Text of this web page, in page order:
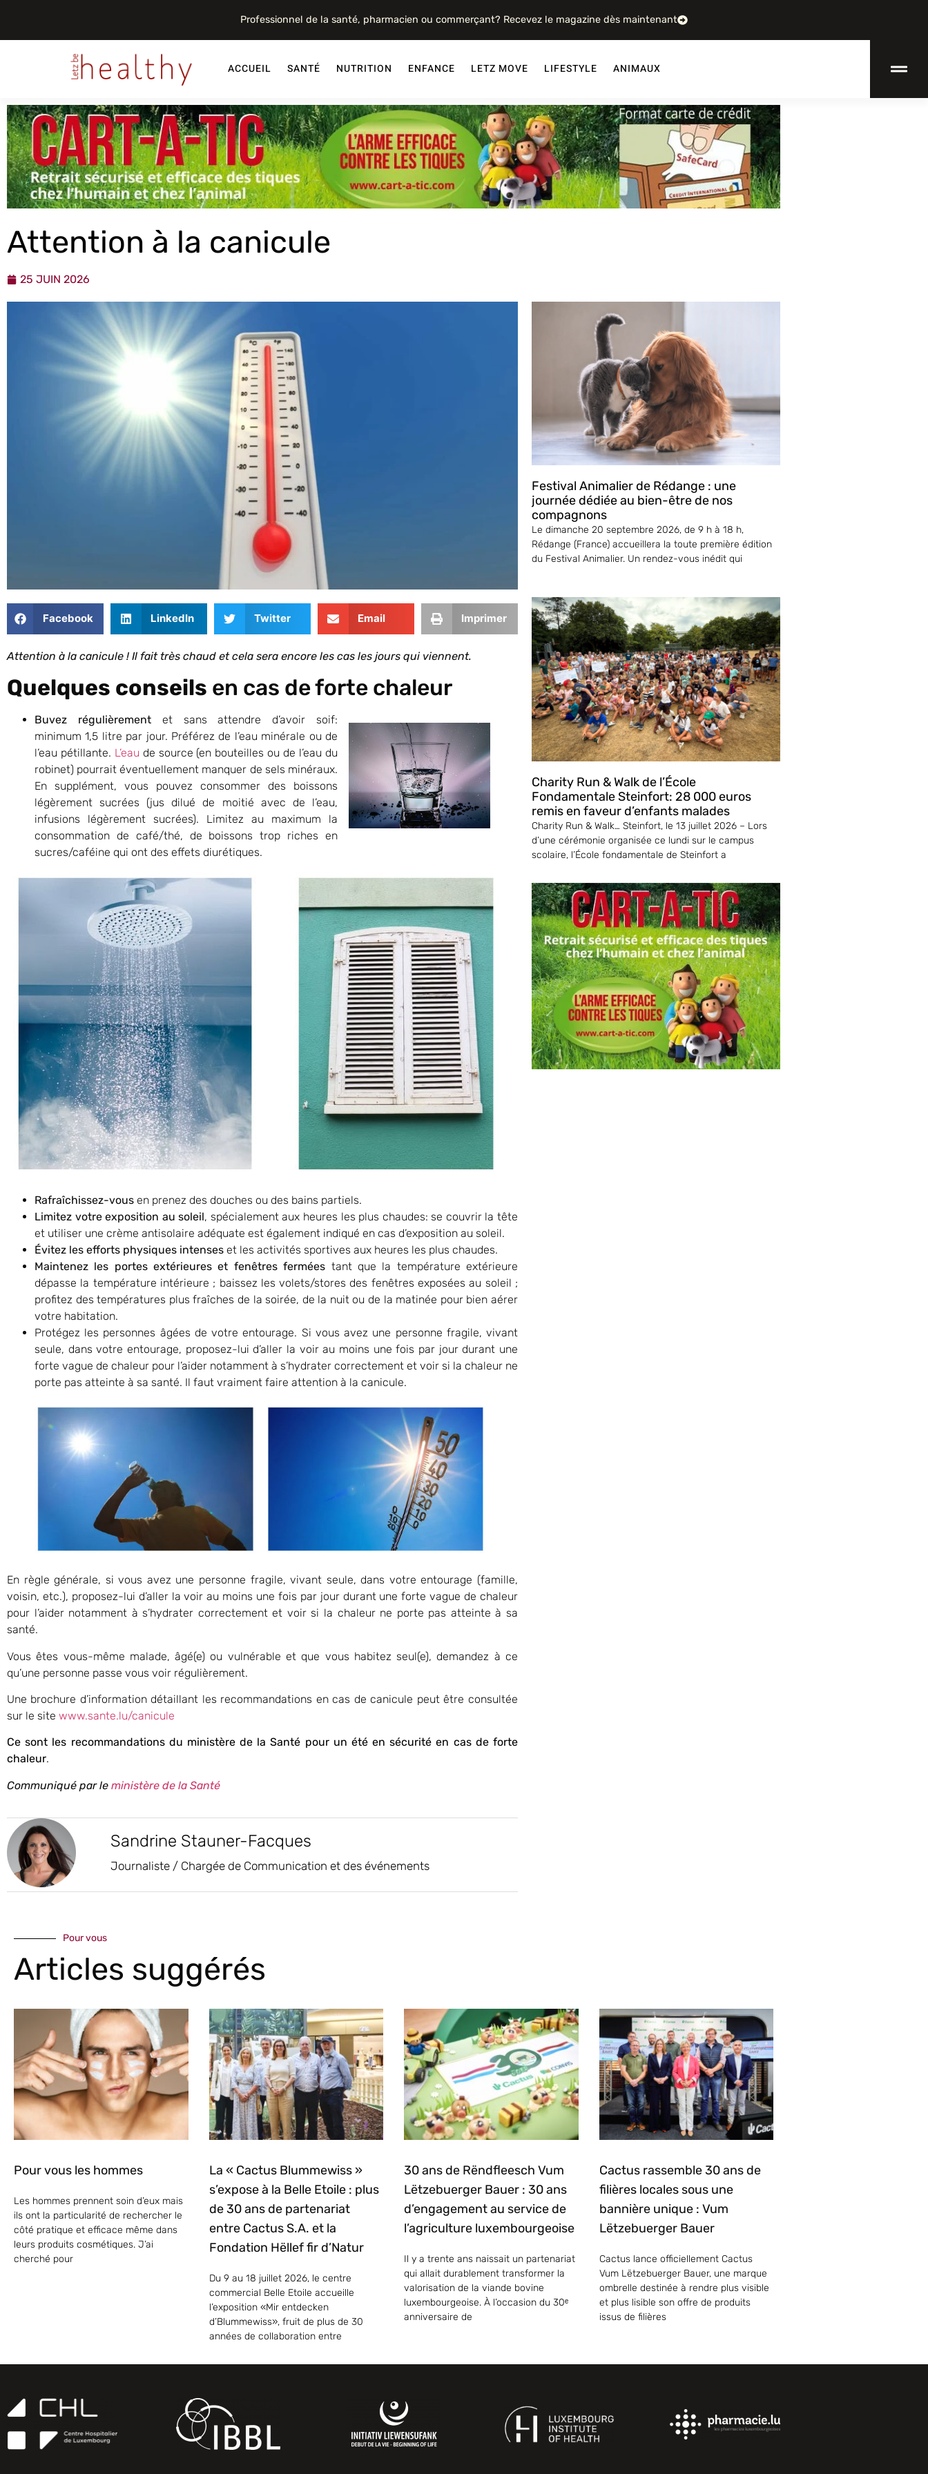
Professionnel de la santé, pharmacien ou commerçant? Recevez le magazine dès maintenant
ACCUEIL SANTÉ NUTRITION ENFANCE LETZ MOVE LIFESTYLE ANIMAUX
Attention à la canicule
25 JUIN 2026
Facebook LinkedIn Twitter Email Imprimer
Attention à la canicule ! Il fait très chaud et cela sera encore les cas les jours qui viennent.
Quelques conseils en cas de forte chaleur
Buvez régulièrementet sans attendre d’avoir soif:
minimum 1,5 litre par jour. Préférez de l’eau minérale ou de
l’eau pétillante. L’eau de source (en bouteilles ou de l’eau du
robinet) pourrait éventuellement manquer de sels minéraux.
En supplément, vous pouvez consommer des boissons
légèrement sucrées (jus dilué de moitié avec de l’eau,
infusions légèrement sucrées). Limitez au maximum la
consommation de café/thé, de boissons trop riches en
sucres/caféine qui ont des effets diurétiques.
Rafraîchissez-vous en prenez des douches ou des bains partiels.
Limitez votre exposition au soleil, spécialement aux heures les plus chaudes: se couvrir la tête
et utiliser une crème antisolaire adéquate est également indiqué en cas d’exposition au soleil.
Évitez les efforts physiques intenses et les activités sportives aux heures les plus chaudes.
Maintenez les portes extérieures et fenêtres fermées tant que la température extérieure
dépasse la température intérieure ; baissez les volets/stores des fenêtres exposées au soleil ;
profitez des températures plus fraîches de la soirée, de la nuit ou de la matinée pour bien aérer
votre habitation.
Protégez les personnes âgées de votre entourage. Si vous avez une personne fragile, vivant
seule, dans votre entourage, proposez-lui d’aller la voir au moins une fois par jour durant une
forte vague de chaleur pour l’aider notamment à s’hydrater correctement et voir si la chaleur ne
porte pas atteinte à sa santé. Il faut vraiment faire attention à la canicule.
En règle générale, si vous avez une personne fragile, vivant seule, dans votre entourage (famille,
voisin, etc.), proposez-lui d’aller la voir au moins une fois par jour durant une forte vague de chaleur
pour l’aider notamment à s’hydrater correctement et voir si la chaleur ne porte pas atteinte à sa
santé.
Vous êtes vous-même malade, âgé(e) ou vulnérable et que vous habitez seul(e), demandez à ce
qu’une personne passe vous voir régulièrement.
Une brochure d’information détaillant les recommandations en cas de canicule peut être consultée
sur le site www.sante.lu/canicule
Ce sont les recommandations du ministère de la Santé pour un été en sécurité en cas de forte
chaleur.
Communiqué par le ministère de la Santé
Sandrine Stauner-Facques
Journaliste / Chargée de Communication et des événements
Festival Animalier de Rédange : une
journée dédiée au bien-être de nos
compagnons
Le dimanche 20 septembre 2026, de 9 h à 18 h,
Rédange (France) accueillera la toute première édition
du Festival Animalier. Un rendez-vous inédit qui
Charity Run & Walk de l’École
Fondamentale Steinfort: 28 000 euros
remis en faveur d’enfants malades
Charity Run & Walk… Steinfort, le 13 juillet 2026 – Lors
d’une cérémonie organisée ce lundi sur le campus
scolaire, l’École fondamentale de Steinfort a
Pour vous
Articles suggérés
Pour vous les hommes
Les hommes prennent soin d’eux mais
ils ont la particularité de rechercher le
côté pratique et efficace même dans
leurs produits cosmétiques. J’ai
cherché pour
La « Cactus Blummewiss »
s’expose à la Belle Etoile : plus
de 30 ans de partenariat
entre Cactus S.A. et la
Fondation Hëllef fir d’Natur
Du 9 au 18 juillet 2026, le centre
commercial Belle Etoile accueille
l’exposition «Mir entdecken
d’Blummewiss», fruit de plus de 30
années de collaboration entre
30 ans de Rëndfleesch Vum
Lëtzebuerger Bauer : 30 ans
d’engagement au service de
l’agriculture luxembourgeoise
Il y a trente ans naissait un partenariat
qui allait durablement transformer la
valorisation de la viande bovine
luxembourgeoise. À l’occasion du 30ᵉ
anniversaire de
Cactus rassemble 30 ans de
filières locales sous une
bannière unique : Vum
Lëtzebuerger Bauer
Cactus lance officiellement Cactus
Vum Lëtzebuerger Bauer, une marque
ombrelle destinée à rendre plus visible
et plus lisible son offre de produits
issus de filières